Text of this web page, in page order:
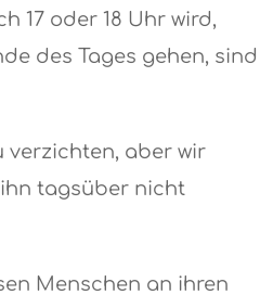
17 oder 18 Uhr wird,
des Tages gehen, sind
verzichten, aber wir
tagsüber nicht
Menschen an ihren